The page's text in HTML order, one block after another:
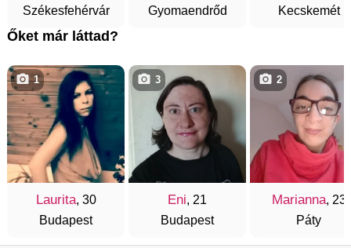
Székesfehérvár
Gyomaendrőd
Kecskemét
Őket már láttad?
Laurita, 30
Budapest
1
Eni, 21
Budapest
3
Marianna, 23
Páty
2